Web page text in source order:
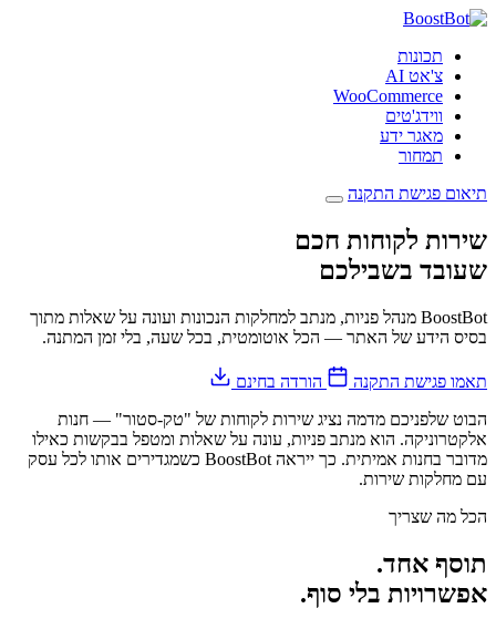
תכונות
צ'אט AI
WooCommerce
ווידג'טים
מאגר ידע
תמחור
תיאום פגישת התקנה
שירות לקוחות חכם
שעובד בשבילכם
BoostBot מנהל פניות, מנתב למחלקות הנכונות ועונה על שאלות מתוך
בסיס הידע של האתר — הכל אוטומטית, בכל שעה, בלי זמן המתנה.
תאמו פגישת התקנה
הורדה בחינם
הבוט שלפניכם מדמה נציג שירות לקוחות של "טק-סטור" — חנות
אלקטרוניקה. הוא מנתב פניות, עונה על שאלות ומטפל בבקשות כאילו
מדובר בחנות אמיתית. כך ייראה BoostBot כשמגדירים אותו לכל עסק
עם מחלקות שירות.
הכל מה שצריך
תוסף אחד.
אפשרויות בלי סוף.